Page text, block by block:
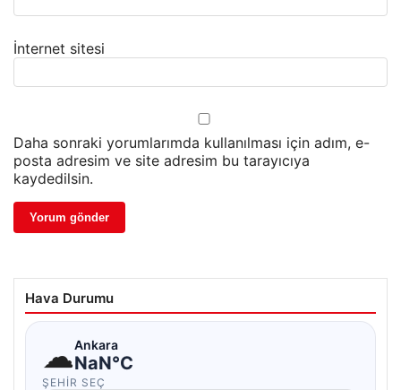
İnternet sitesi
Daha sonraki yorumlarımda kullanılması için adım, e-
posta adresim ve site adresim bu tarayıcıya
kaydedilsin.
Hava Durumu
☁Ankara
NaN°C
ŞEHIR SEÇ